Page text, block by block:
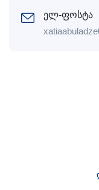
ელ-ფოსტა